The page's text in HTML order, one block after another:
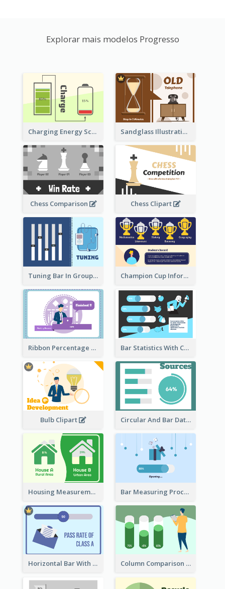
Explorar mais modelos Progresso
Charging Energy Schematic Diagram Sandglass Illustration About Telephone
Chess Comparison Chess Clipart
Tuning Bar In Groups Champion Cup Informative Record
Ribbon Percentage Measurement Bar Statistics With Comparison
Bulb Clipart Circular And Bar Data
Housing Measurement Comparison Bar Measuring Process
Horizontal Bar With Button Column Comparison Record